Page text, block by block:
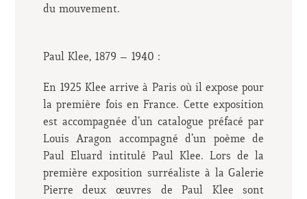
du mouvement.
Paul Klee, 1879 – 1940 :
En 1925 Klee arrive à Paris où il expose pour
la première fois en France. Cette exposition
est accompagnée d’un catalogue préfacé par
Louis Aragon accompagné d’un poème de
Paul Eluard intitulé Paul Klee. Lors de la
première exposition surréaliste à la Galerie
Pierre deux œuvres de Paul Klee sont